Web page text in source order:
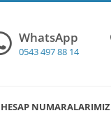
WhatsApp
0543 497 88 14
HESAP NUMARALARIMIZ